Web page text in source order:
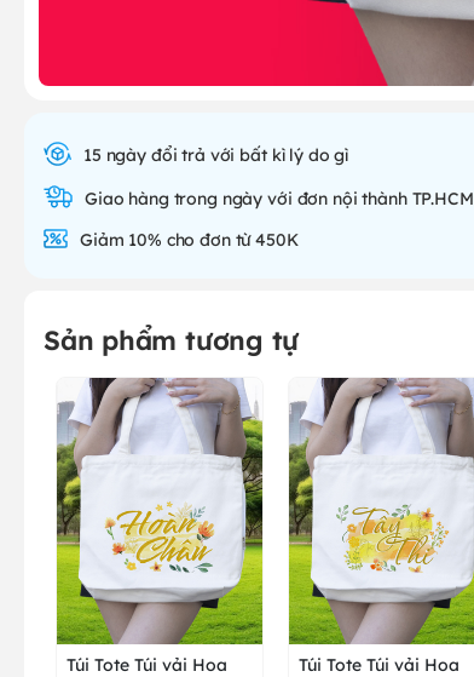
15 ngày đổi trả với bất kì lý do gì
Giao hàng trong ngày với đơn nội thành TP.HCM
Giảm 10% cho đơn từ 450K
Sản phẩm tương tự
Túi Tote Túi vải Hoa
Túi Tote Túi vải Hoa